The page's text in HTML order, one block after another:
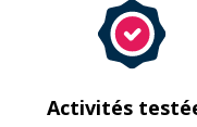
Activités